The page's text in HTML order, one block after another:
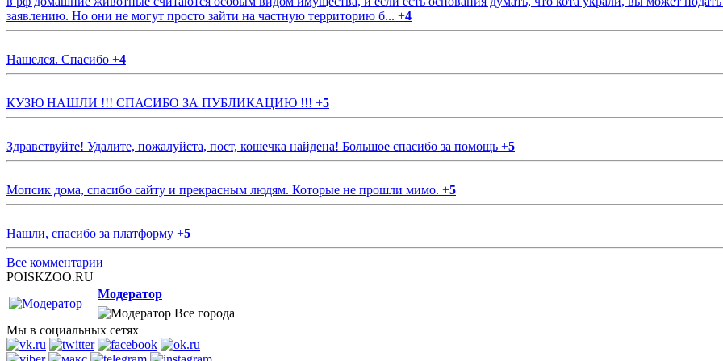
заявлению. Но они не могут просто зайти на частную территорию б... +4
Нашелся. Спасибо +4
КУЗЮ НАШЛИ !!! СПАСИБО ЗА ПУБЛИКАЦИЮ !!! +5
Здравствуйте! Удалите, пожалуйста, пост, кошечка найдена! Большое спасибо за помощь +5
Мопсик дома, спасибо сайту и прекрасным людям. Которые не прошли мимо. +5
Нашли, спасибо за платформу +5
Все комментарии
POISKZOO.RU
Модератор
Все города
Мы в социальных сетях